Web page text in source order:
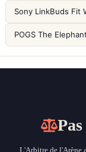
L'Arbitre de l'Arène